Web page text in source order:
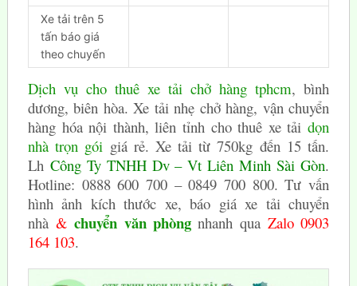
Xe tải trên 5
tấn báo giá
theo chuyến
Dịch vụ cho thuê xe tải chở hàng tphcm, bình
dương, biên hòa. Xe tải nhẹ chở hàng, vận chuyển
hàng hóa nội thành, liên tỉnh cho thuê xe tảidọn
nhà trọn gói giá rẻ. Xe tải từ 750kg đến 15 tấn.
Lh Công Ty TNHH Dv – Vt Liên Minh Sài Gòn.
Hotline: 0888 600 700 – 0849 700 800. Tư vấn
hình ảnh kích thước xe, báo giá xe tải chuyển
nhà& chuyển văn phòng nhanh quaZalo 0903
164 103.